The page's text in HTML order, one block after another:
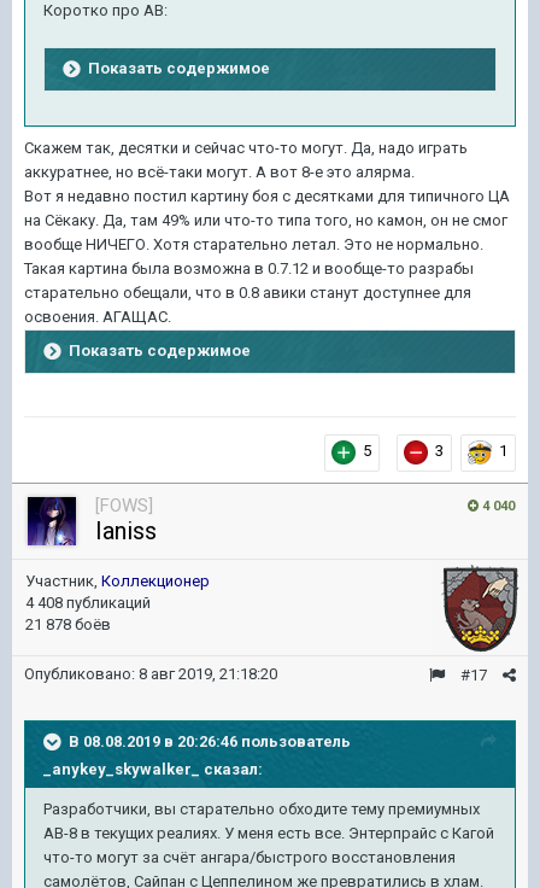
Коротко про АВ:
Показать содержимое
Скажем так, десятки и сейчас что-то могут. Да, надо играть
аккуратнее, но всё-таки могут. А вот 8-е это алярма.
Вот я недавно постил картину боя с десятками для типичного ЦА
на Сёкаку. Да, там 49% или что-то типа того, но камон, он не смог
вообще НИЧЕГО. Хотя старательно летал. Это не нормально.
Такая картина была возможна в 0.7.12 и вообще-то разрабы
старательно обещали, что в 0.8 авики станут доступнее для
освоения. АГАЩАС.
Показать содержимое
5 3 1
4 040
[FOWS]
Ianiss
Участник, Коллекционер
4 408 публикаций
21 878 боёв
#17
Опубликовано: 8 авг 2019, 21:18:20
В 08.08.2019 в 20:26:46 пользователь
_anykey_skywalker_ сказал:
Разработчики, вы старательно обходите тему премиумных
АВ-8 в текущих реалиях. У меня есть все. Энтерпрайс с Кагой
что-то могут за счёт ангара/быстрого восстановления
самолётов, Сайпан с Цеппелином же превратились в хлам.